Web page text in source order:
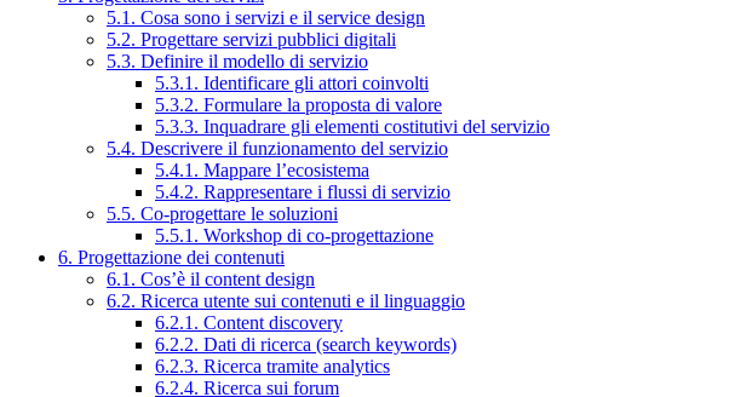
5.1. Cosa sono i servizi e il service design
5.2. Progettare servizi pubblici digitali
5.3. Definire il modello di servizio
5.3.1. Identificare gli attori coinvolti
5.3.2. Formulare la proposta di valore
5.3.3. Inquadrare gli elementi costitutivi del servizio
5.4. Descrivere il funzionamento del servizio
5.4.1. Mappare l’ecosistema
5.4.2. Rappresentare i flussi di servizio
5.5. Co-progettare le soluzioni
5.5.1. Workshop di co-progettazione
6. Progettazione dei contenuti
6.1. Cos’è il content design
6.2. Ricerca utente sui contenuti e il linguaggio
6.2.1. Content discovery
6.2.2. Dati di ricerca (search keywords)
6.2.3. Ricerca tramite analytics
6.2.4. Ricerca sui forum